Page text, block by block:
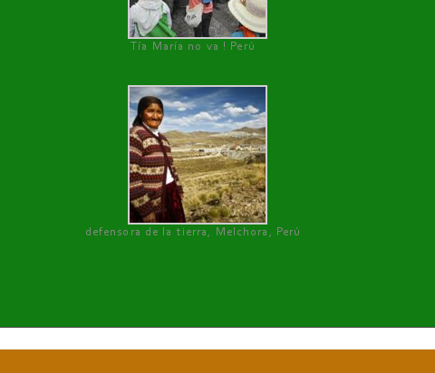
Tía María no va ! Perú
defensora de la tierra, Melchora, Perú